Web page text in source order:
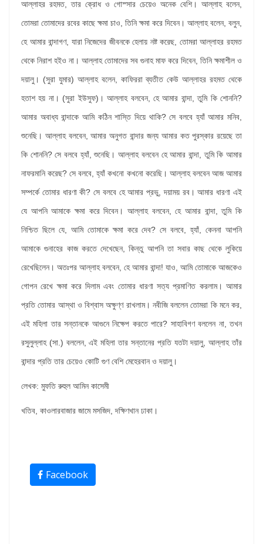
আল্লাহর রহমত, তার ক্রোধ ও গোস্সার চেয়েও অনেক বেশি। আল্লাহ বলেন,
তোমরা তোমাদের রবের কাছে ক্ষমা চাও, তিনি ক্ষমা করে দিবেন। আল্লাহ বলেন, বলুন,
হে আমার বান্দাগণ, যারা নিজেদের জীবনকে হেলায় নষ্ট করেছ, তোমরা আল্লাহর রহমত
থেকে নিরাশ হইও না। আল্লাহ তোমাদের সব গুনাহ মাফ করে দিবেন, তিনি ক্ষমাশীল ও
দয়ালু। (সুরা যুমার) আল্লাহ বলেন, কাফিররা ব্যতীত কেউ আল্লাহর রহমত থেকে
হতাশ হয় না। (সুরা ইউসুফ)। আল্লাহ বলবেন, হে আমার বান্দা, তুমি কি শোননি?
আমার অবাধ্য বান্দাকে আমি কঠিন শাস্তি দিয়ে থাকি? সে বলবে হ্যাঁ আমার মনিব,
শুনেছি। আল্লাহ বলবেন, আমার অনুগত বান্দার জন্য আমার কত পুরস্কার রয়েছে তা
কি শোননি? সে বলবে হ্যাঁ, শুনেছি। আল্লাহ বলবেন হে আমার বান্দা, তুমি কি আমার
নাফরমানি করেছ? সে বলবে, হ্যাঁ কখনো কখনো করেছি। আল্লাহ বলবেন আজ আমার
সম্পর্কে তোমার ধারণা কী? সে বলবে হে আমার প্রভু, দয়াময় রব। আমার ধারণা এই
যে আপনি আমাকে ক্ষমা করে দিবেন। আল্লাহ বলবেন, হে আমার বান্দা, তুমি কি
নিশ্চিত ছিলে যে, আমি তোমাকে ক্ষমা করে দেব? সে বলবে, হ্যাঁ, কেননা আপনি
আমাকে গুনাহের কাজ করতে দেখেছেন, কিন্তু আপনি তা সবার কাছ থেকে লুকিয়ে
রেখেছিলেন। অতঃপর আল্লাহ বলবেন, হে আমার বান্দা! যাও, আমি তোমাকে আজকেও
গোপন রেখে ক্ষমা করে দিলাম এবং তোমার ধারণা সত্য প্রমাণিত করলাম। আমার
প্রতি তোমার আস্থা ও বিশ্বাস অক্ষুণ্ণ রাখলাম। নবীজি বললেন তোমরা কি মনে কর,
এই মহিলা তার সন্তানকে আগুনে নিক্ষেপ করতে পারে? সাহাবিগণ বললেন না, তখন
রসুলুল্লাহ (সা.) বললেন, এই মহিলা তার সন্তানের প্রতি যতটা দয়ালু, আল্লাহ তাঁর
বান্দার প্রতি তার চেয়েও কোটি গুণ বেশি মেহেরবান ও দয়ালু।
লেখক: মুফতি রুহুল আমিন কাসেমী
খতিব, কাওলারবাজার জামে মসজিদ, দক্ষিণখান ঢাকা।
Facebook